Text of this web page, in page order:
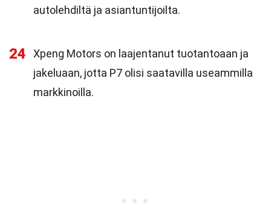
autolehdiltä ja asiantuntijoilta.
24
Xpeng Motors on laajentanut tuotantoaan ja
jakeluaan, jotta P7 olisi saatavilla useammilla
markkinoilla.